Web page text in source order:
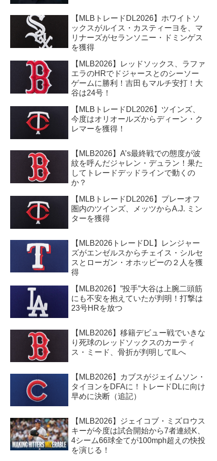
【MLBトレードDL2026】ホワイトソ
ックスがルイス・カスティーヨを、マ
リナーズがセランソニー・ドミンゲス
を獲得
【MLB2026】レッドソックス、ラファ
エラのHRでドジャースとのシーソー
ゲームに勝利！吉田もマルチ安打！大
谷は24号！
【MLBトレードDL2026】ツインズ、
今度はオリオールズからディーン・ク
レマーを獲得！
【MLB2026】A’s最終戦での態度が波
紋を呼んだジャレン・デュラン！果た
してトレードデッドラインで動くの
か？
【MLBトレードDL2026】プレーオフ
圏内のツインズ、メッツからA.J. ミン
ターを獲得
【MLB2026トレードDL】レンジャー
ズがエンゼルスからチェイス・シルセ
スとローガン・オホッピーの２人を獲
得
【MLB2026】”投手”大谷は上腕二頭筋
にも不安を抱えていたが判明！打撃は
23号HRを放つ
【MLB2026】移籍デビュー戦でいきな
り死球のレッドソックスのカーティ
ス・ミード、骨折が判明してILへ
【MLB2026】カブスがジェイムソン・
タイヨンをDFAに！トレードDLに向け
早めに決断（追記）
【MLB2026】ジェイコブ・ミズロウス
キーが今度は試合開始から7者連続K、
4シーム66球全てが100mph超えの快投
を演じる！